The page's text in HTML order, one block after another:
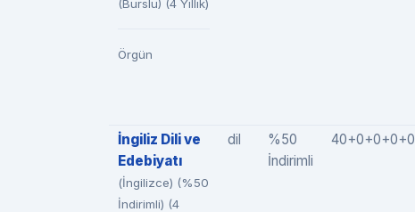
(Burslu) (4 Yıllık)
Örgün
İngiliz Dili ve
Edebiyatı
(İngilizce) (%50
İndirimli) (4
dil
%50
İndirimli
40+0+0+0+0